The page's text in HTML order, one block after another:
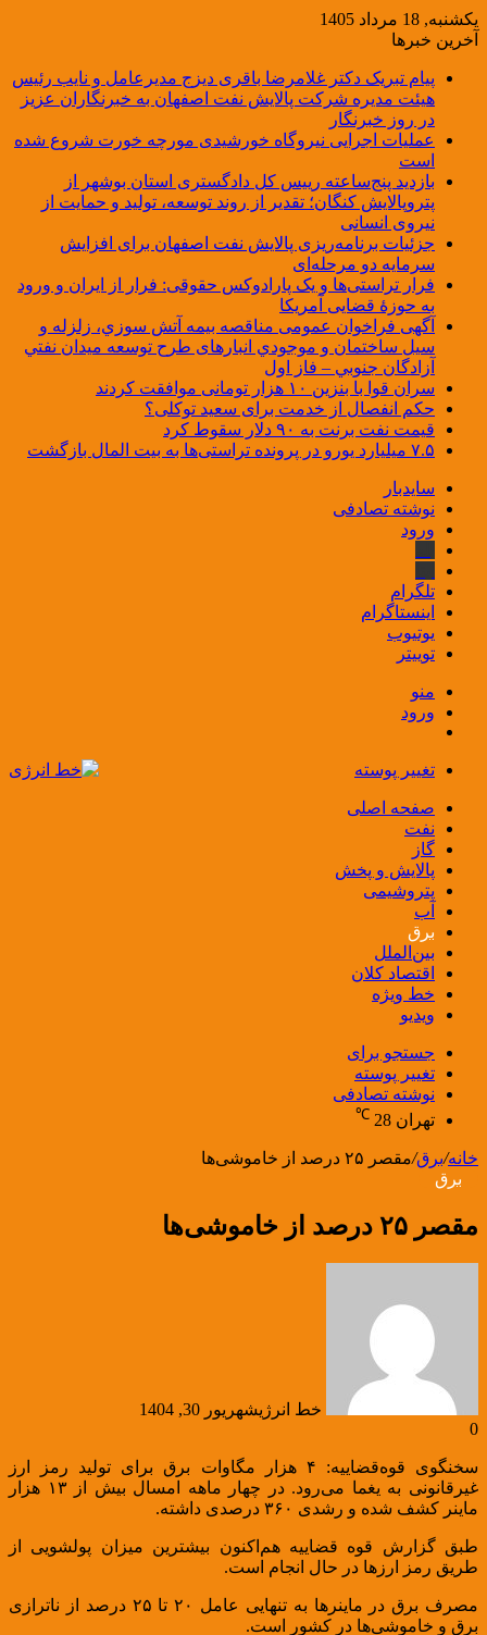
یکشنبه, 18 مرداد 1405
آخرین خبرها
پیام تبریک دکتر غلامرضا باقری دیزج مدیرعامل و نایب رئیس
هیئت مدیره شرکت پالایش نفت اصفهان به خبرنگاران عزیز
در روز خبرنگار
عملیات اجرایی نیروگاه خورشیدی مورچه خورت شروع شده
است
بازدید پنج‌ساعته رییس کل دادگستری استان بوشهر از
پتروپالایش کنگان؛ تقدیر از روند توسعه، تولید و حمایت از
نیروی انسانی
جزئیات برنامه‌ریزی پالایش نفت اصفهان برای افزایش
سرمایه دو مرحله‌ای
فرار تراستی‌ها و یک پارادوکس حقوقی: فرار از ایران و ورود
به حوزۀ قضایی آمریکا
آگهی فراخوان عمومی مناقصه بيمه آتش سوزي، زلزله و
سیل ساختمان و موجودي انبارهای طرح توسعه ميدان نفتي
آزادگان جنوبي – فاز اول
سران قوا با بنزین ۱۰ هزار تومانی موافقت کردند
حکم انفصال از خدمت برای سعید توکلی؟
قیمت نفت برنت به ۹۰ دلار سقوط کرد
۷.۵ میلیارد یورو در پرونده تراستی‌ها به بیت المال بازگشت
سایدبار
نوشته تصادفی
ورود
تلگرام
اینستاگرام
یوتیوب
توییتر
منو
ورود
تغییر پوسته
صفحه اصلی
نفت
گاز
پالایش و پخش
پتروشیمی
آب
برق
بین‌الملل
اقتصاد کلان
خط ویژه
ویدیو
جستجو برای
تغییر پوسته
نوشته تصادفی
تهران 28
℃
خانه/برق/مقصر ۲۵ درصد از خاموشی‌ها
برق
مقصر ۲۵ درصد از خاموشی‌ها
خط انرژیشهریور 30, 1404
0
سخنگوی قوه‌قضاییه: ۴ هزار مگاوات برق برای تولید رمز ارز
غیرقانونی به یغما می‌رود. در چهار ماهه امسال بیش از ۱۳ هزار
ماینر کشف شده و رشدی ۳۶۰ درصدی داشته.
طبق گزارش قوه قضاییه هم‌اکنون بیشترین میزان پولشویی از
طریق رمز ارزها در حال انجام است.
مصرف برق در ماینرها به تنهایی عامل ۲۰ تا ۲۵ درصد از ناترازی
برق و خاموشی‌ها در کشور است.